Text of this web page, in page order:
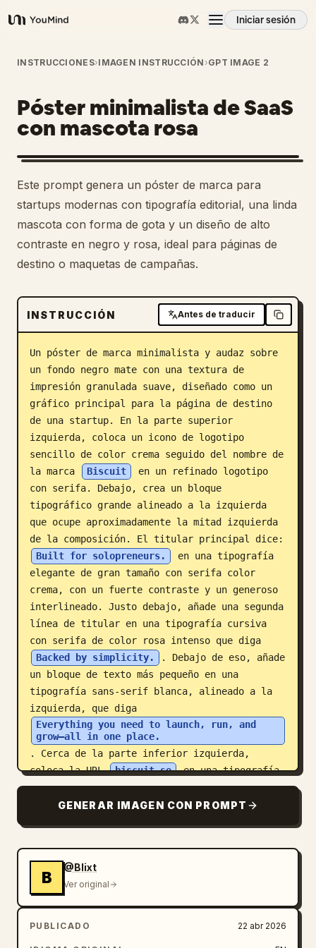
YouMind
Iniciar sesión
Resumen
Casos de uso
Habilidades
Prompts
Precios
Blog
Actualizaciones
INSTRUCCIONES›IMAGEN INSTRUCCIÓN ›GPT IMAGE 2
Póster minimalista de SaaS
con mascota rosa
Este prompt genera un póster de marca para
startups modernas con tipografía editorial, una linda
mascota con forma de gota y un diseño de alto
contraste en negro y rosa, ideal para páginas de
destino o maquetas de campañas.
INSTRUCCIÓN Antes de traducir
Un póster de marca minimalista y audaz sobre
un fondo negro mate con una textura de
impresión granulada suave, diseñado como un
gráfico principal para la página de destino
de una startup. En la parte superior
izquierda, coloca un icono de logotipo
sencillo de color crema seguido del nombre de
la marca
Biscuit
en un refinado logotipo
con serifa. Debajo, crea un bloque
tipográfico grande alineado a la izquierda
que ocupe aproximadamente la mitad izquierda
Built for solopreneurs.
en una tipografía
elegante de gran tamaño con serifa color
crema, con un fuerte contraste y un generoso
interlineado. Justo debajo, añade una segunda
línea de titular en una tipografía cursiva
con serifa de color rosa intenso que diga
Backed by simplicity.
. Debajo de eso, añade
un bloque de texto más pequeño en una
tipografía sans-serif blanca, alineado a la
izquierda, que diga
Everything you need to launch, run, and
grow—all in one place.
. Cerca de la parte inferior izquierda,
coloca la URL biscuit.so en una tipografía
sans-serif negrita de color rosa intenso. En
la mitad derecha, presenta una linda mascota
color crema y negro, 1 boca pequeña y curva
sonriente, y 2 manos diminutas y redondeadas
que descansan sobre una gran forma curva rosa
en primer plano que se eleva desde el borde
GENERAR IMAGEN CON PROMPT
B
@Blixt
Ver original
PUBLICADO 22 abr 2026